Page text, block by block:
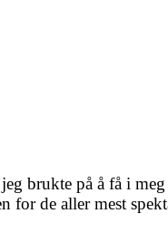
brukte på å få i
for de aller mest